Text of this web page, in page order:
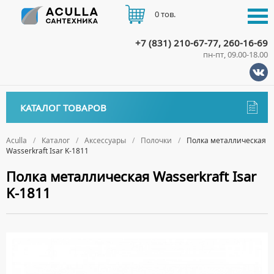
Aculla Каталог Аксессуары Полочки
Полка металлическая
Wasserkraft Isar K-1811
Полка металлическая Wasserkraft Isar
K-1811
КАТАЛОГ ТОВАРОВ
ДИСПЕНСЕРЫ
ДОЗАТОРЫ ДЛЯ МЫЛА
ЕРШИКИ
+7 (831) 210-67-77, 260-16-69
пн-пт, 09.00-18.00
0 тов.
ДОСТАВКА
ОПЛАТА